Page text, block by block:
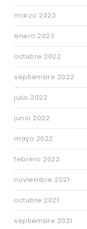
marzo 2023
enero 2023
octubre 2022
septiembre 2022
julio 2022
junio 2022
mayo 2022
febrero 2022
noviembre 2021
octubre 2021
septiembre 2021